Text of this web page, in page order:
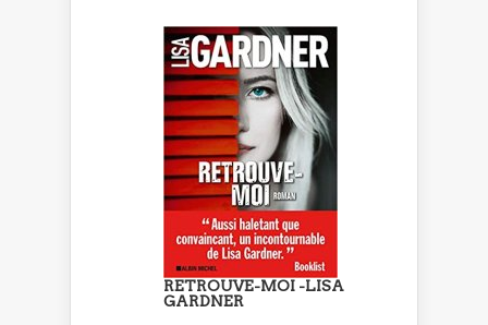
RETROUVE-MOI -LISA
GARDNER